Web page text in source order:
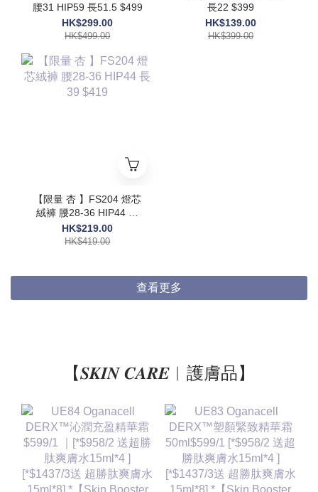
腰31 HIP59 長51.5 $499
HK$299.00
HK$499.00
長22 $399
HK$139.00
HK$399.00
【限量 杏 】FS204 燈芯
絨褲 腰28-36 HIP44 長
39 $419
HK$219.00
HK$419.00
查看更多
【𝑺𝑲𝑰𝑵 𝑪𝑨𝑹𝑬︱護膚品】